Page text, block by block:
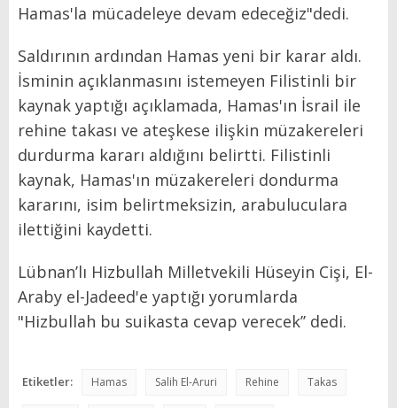
Hamas'la mücadeleye devam edeceğiz"dedi.
Saldırının ardından Hamas yeni bir karar aldı.
İsminin açıklanmasını istemeyen Filistinli bir
kaynak yaptığı açıklamada, Hamas'ın İsrail ile
rehine takası ve ateşkese ilişkin müzakereleri
durdurma kararı aldığını belirtti. Filistinli
kaynak, Hamas'ın müzakereleri dondurma
kararını, isim belirtmeksizin, arabuluculara
ilettiğini kaydetti.
Lübnan’lı Hizbullah Milletvekili Hüseyin Cişi, El-
Araby el-Jadeed'e yaptığı yorumlarda
"Hizbullah bu suikasta cevap verecek’’ dedi.
Etiketler: Hamas Salih El-Aruri Rehine Takas